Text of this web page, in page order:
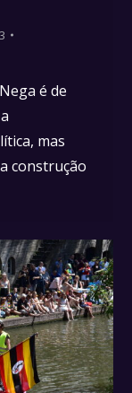
é de
mas
construção